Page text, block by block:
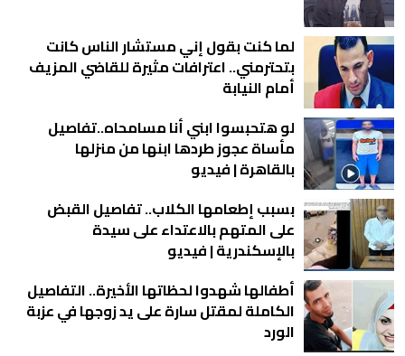
لما كنت بقول إني مستشار الناس كانت
بتحترمني.. اعترافات مثيرة للقاضي المزيف
أمام النيابة
لو هتحبسوا ابني أنا مسامحاه..تفاصيل
مأساة عجوز طردها ابنها من منزلها
بالقاهرة | فيديو
بسبب إطعامها الكلاب.. تفاصيل القبض
على المتهم بالاعتداء على سيدة
بالإسكندرية | فيديو
أطفالها شهدوا لحظاتها الأخيرة.. التفاصيل
الكاملة لمقتل سارة على يد زوجها في عزبة
الورد